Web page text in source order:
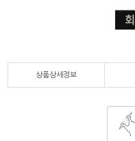
상품상세정보